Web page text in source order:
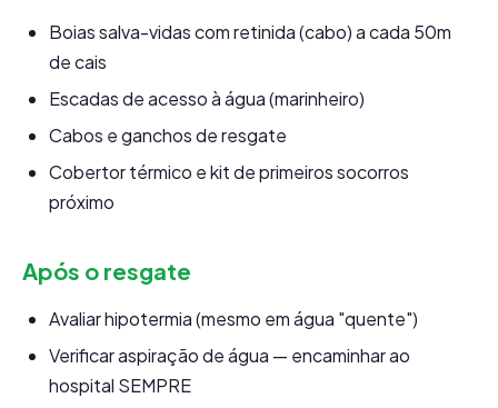
Boias salva-vidas com retinida (cabo) a cada 50m
de cais
Escadas de acesso à água (marinheiro)
Cabos e ganchos de resgate
Cobertor térmico e kit de primeiros socorros
próximo
Após o resgate
Avaliar hipotermia (mesmo em água "quente")
Verificar aspiração de água — encaminhar ao
hospital SEMPRE